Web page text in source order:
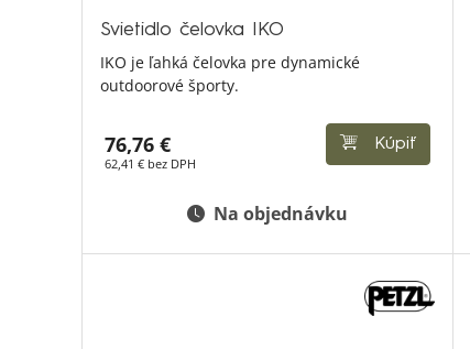
Svietidlo čelovka IKO
IKO je ľahká čelovka pre dynamické
outdoorové športy.
76,76 €
62,41 € bez DPH
Kúpiť
Na objednávku